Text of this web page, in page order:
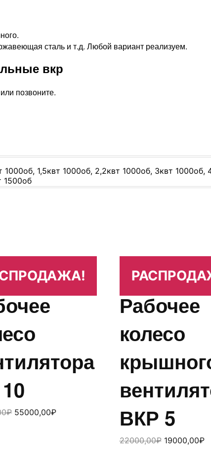
сталь и т.д. Любой вариант реализуем.
вкр
позвоните.
1000об, 1,5квт 1000об, 2,2квт 1000об, 3квт
1500об
₽ 55000,00₽
Рабочее
колесо
ВКР 5
22000,00₽ 19000,00₽